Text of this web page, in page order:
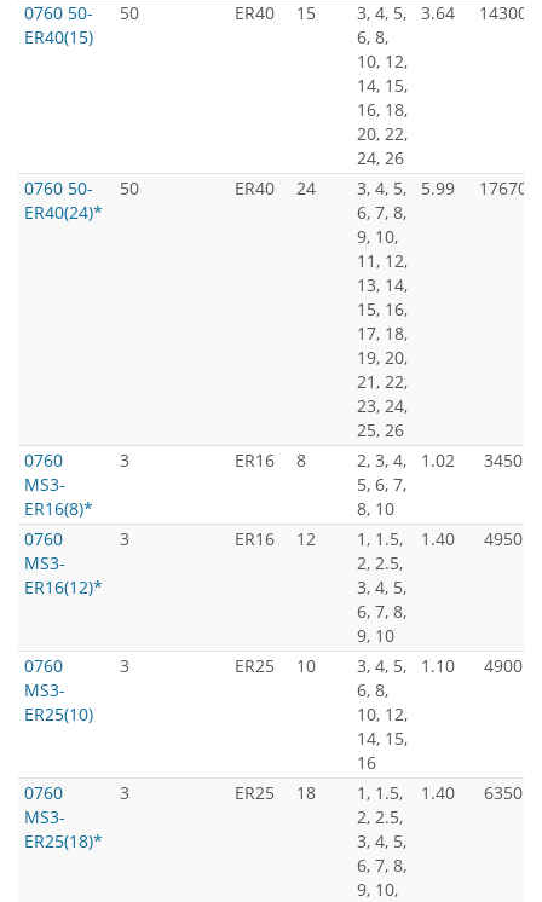
0760 50-
ER40(15)
50 ER40 15
3, 4, 5,
6, 8,
10, 12,
14, 15,
16, 18,
20, 22,
24, 26
3.64 14300
0760 50-
ER40(24)*
50 ER40 24
3, 4, 5,
6, 7, 8,
9, 10,
11, 12,
13, 14,
15, 16,
17, 18,
19, 20,
21, 22,
23, 24,
25, 26
5.99 17670
0760
MS3-
ER16(8)*
3 ER16 8
2, 3, 4,
5, 6, 7,
8, 10
1.02 3450
0760
MS3-
ER16(12)*
3 ER16 12
1, 1.5,
2, 2.5,
3, 4, 5,
6, 7, 8,
9, 10
1.40 4950
0760
MS3-
ER25(10)
3 ER25 10
3, 4, 5,
6, 8,
10, 12,
14, 15,
16
1.10 4900
0760
MS3-
ER25(18)*
3 ER25 18
1, 1.5,
2, 2.5,
3, 4, 5,
6, 7, 8,
9, 10,
1.40 6350